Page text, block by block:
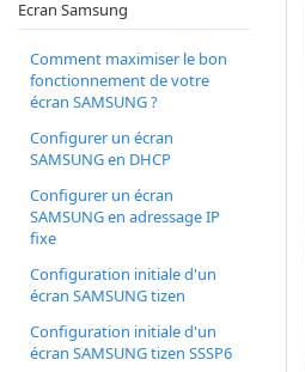
Ecran Samsung
Comment maximiser le bon
fonctionnement de votre
écran SAMSUNG ?
Configurer un écran
SAMSUNG en DHCP
Configurer un écran
SAMSUNG en adressage IP
fixe
Configuration initiale d'un
écran SAMSUNG tizen
Configuration initiale d'un
écran SAMSUNG tizen SSSP6